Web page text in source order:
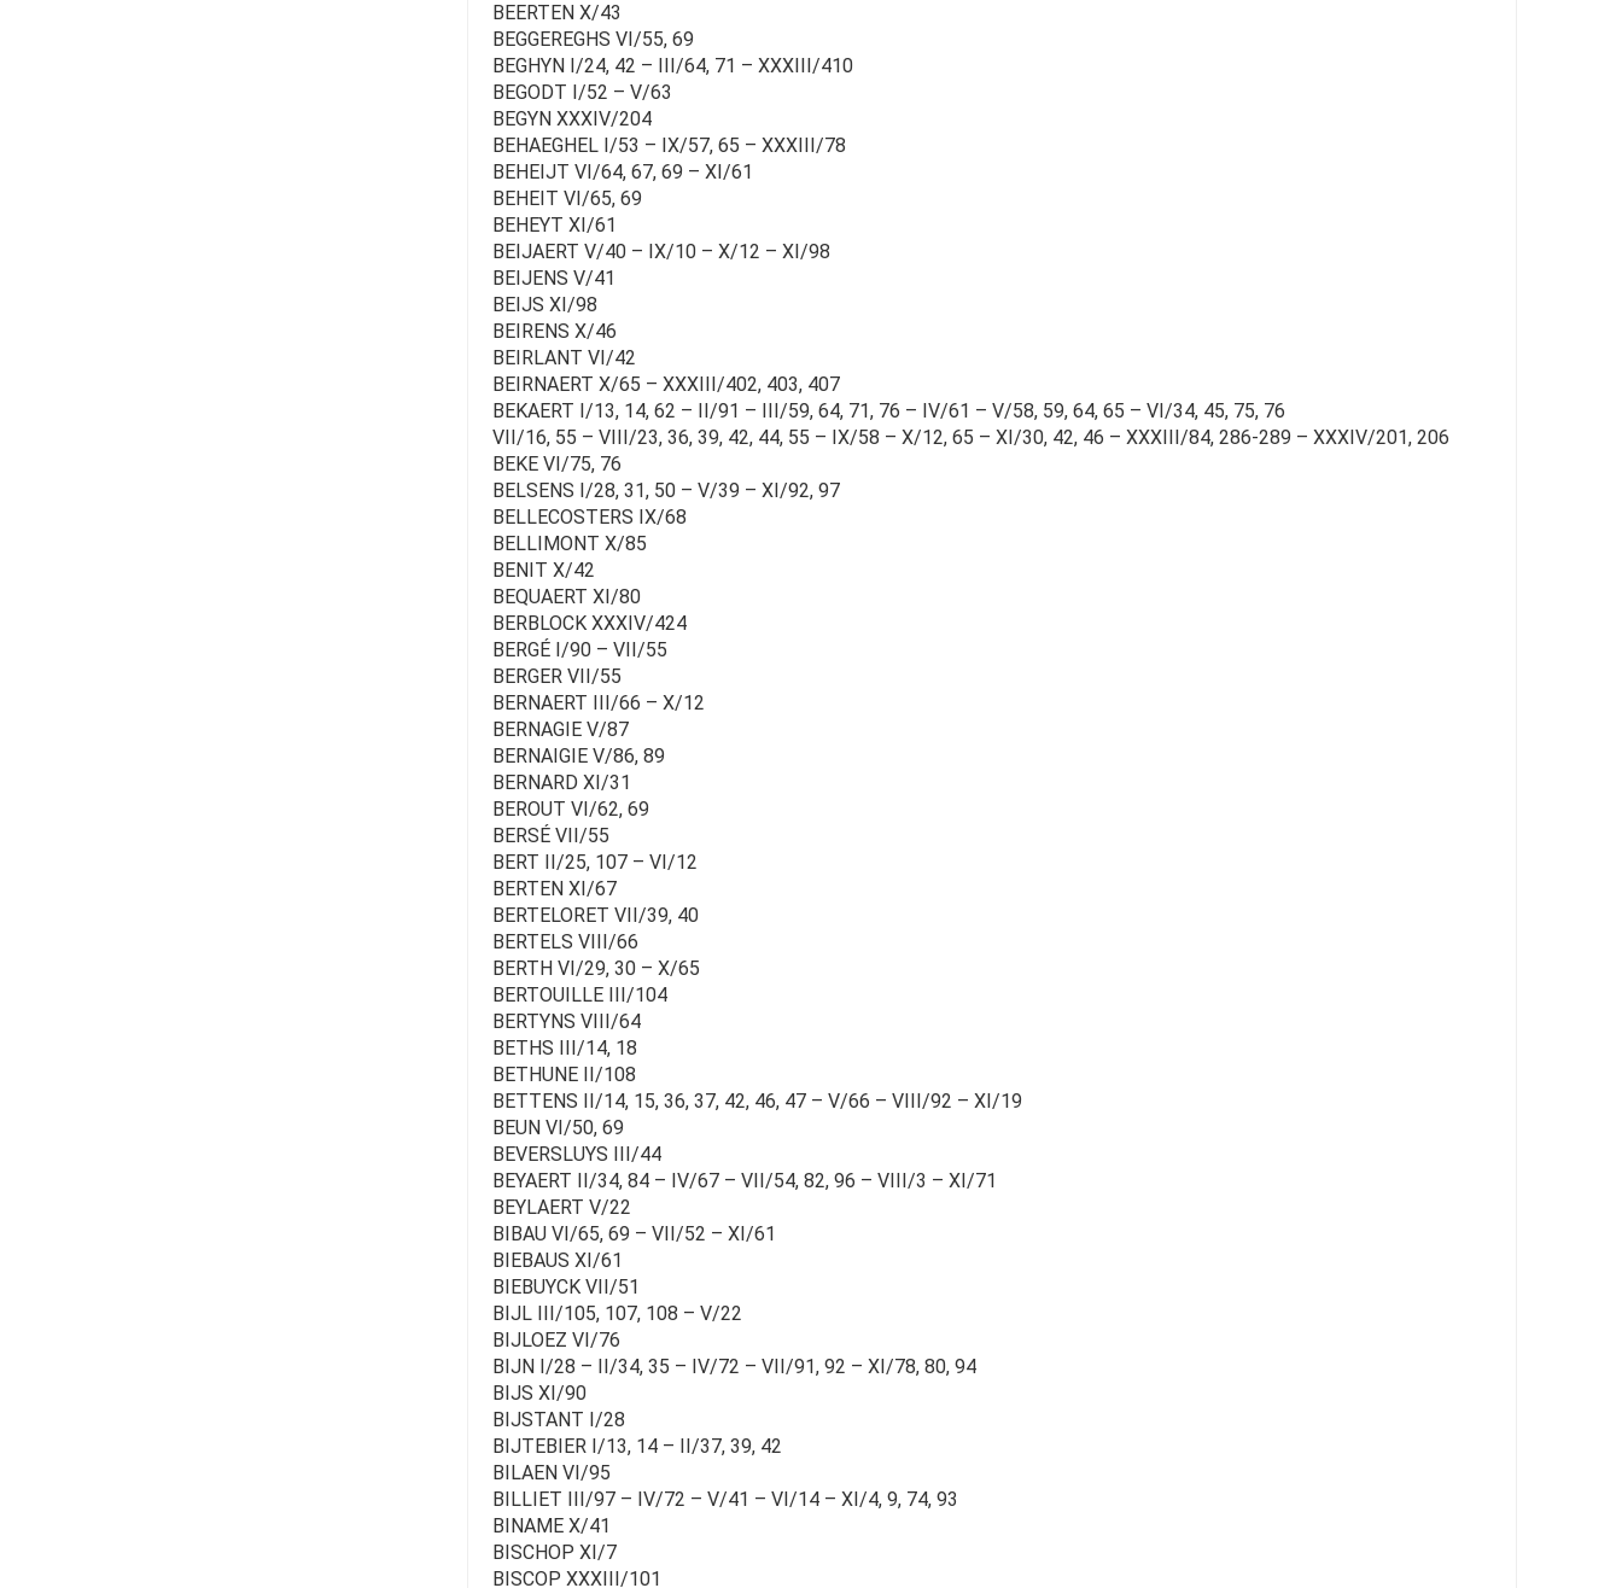
BEERTEN X/43
BEGGEREGHS VI/55, 69
BEGHYN I/24, 42 – III/64, 71 – XXXIII/410
BEGODT I/52 – V/63
BEGYN XXXIV/204
BEHAEGHEL I/53 – IX/57, 65 – XXXIII/78
BEHEIJT VI/64, 67, 69 – XI/61
BEHEIT VI/65, 69
BEHEYT XI/61
BEIJAERT V/40 – IX/10 – X/12 – XI/98
BEIJENS V/41
BEIJS XI/98
BEIRENS X/46
BEIRLANT VI/42
BEIRNAERT X/65 – XXXIII/402, 403, 407
BEKAERT I/13, 14, 62 – II/91 – III/59, 64, 71, 76 – IV/61 – V/58, 59, 64, 65 – VI/34, 45, 75, 76
VII/16, 55 – VIII/23, 36, 39, 42, 44, 55 – IX/58 – X/12, 65 – XI/30, 42, 46 – XXXIII/84, 286-289 – XXXIV/201, 206
BEKE VI/75, 76
BELSENS I/28, 31, 50 – V/39 – XI/92, 97
BELLECOSTERS IX/68
BELLIMONT X/85
BENIT X/42
BEQUAERT XI/80
BERBLOCK XXXIV/424
BERGÉ I/90 – VII/55
BERGER VII/55
BERNAERT III/66 – X/12
BERNAGIE V/87
BERNAIGIE V/86, 89
BERNARD XI/31
BEROUT VI/62, 69
BERSÉ VII/55
BERT II/25, 107 – VI/12
BERTEN XI/67
BERTELORET VII/39, 40
BERTELS VIII/66
BERTH VI/29, 30 – X/65
BERTOUILLE III/104
BERTYNS VIII/64
BETHS III/14, 18
BETHUNE II/108
BETTENS II/14, 15, 36, 37, 42, 46, 47 – V/66 – VIII/92 – XI/19
BEUN VI/50, 69
BEVERSLUYS III/44
BEYAERT II/34, 84 – IV/67 – VII/54, 82, 96 – VIII/3 – XI/71
BEYLAERT V/22
BIBAU VI/65, 69 – VII/52 – XI/61
BIEBAUS XI/61
BIEBUYCK VII/51
BIJL III/105, 107, 108 – V/22
BIJLOEZ VI/76
BIJN I/28 – II/34, 35 – IV/72 – VII/91, 92 – XI/78, 80, 94
BIJS XI/90
BIJSTANT I/28
BIJTEBIER I/13, 14 – II/37, 39, 42
BILAEN VI/95
BILLIET III/97 – IV/72 – V/41 – VI/14 – XI/4, 9, 74, 93
BINAME X/41
BISCHOP XI/7
BISCOP XXXIII/101